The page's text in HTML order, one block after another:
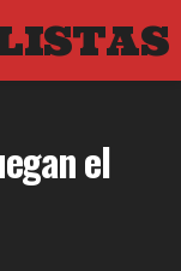
el